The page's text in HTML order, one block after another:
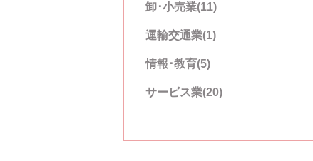
卸･小売業(11)
運輸交通業(1)
情報･教育(5)
サービス業(20)